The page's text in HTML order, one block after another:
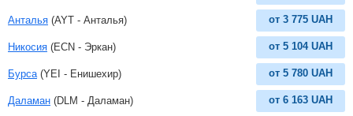
Анталья (AYT - Анталья) от 3 775 UAH
Никосия (ECN - Эркан) от 5 104 UAH
Бурса (YEI - Енишехир) от 5 780 UAH
Даламан (DLM - Даламан) от 6 163 UAH